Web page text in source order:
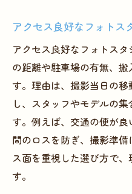
アパレル撮影に
現地でチェック
囲気
モデル撮影を意
大阪のフォトス
アパレル撮影を成功
フォトスタジオ
れ
アクセス良好なフォトス
アクセス良好なフォトス
の距離や駐車場の有無、
す。理由は、撮影当日の
し、スタッフやモデルの
す。例えば、交通の便が
間のロスを防ぎ、撮影準
ス面を重視した選び方で
す。